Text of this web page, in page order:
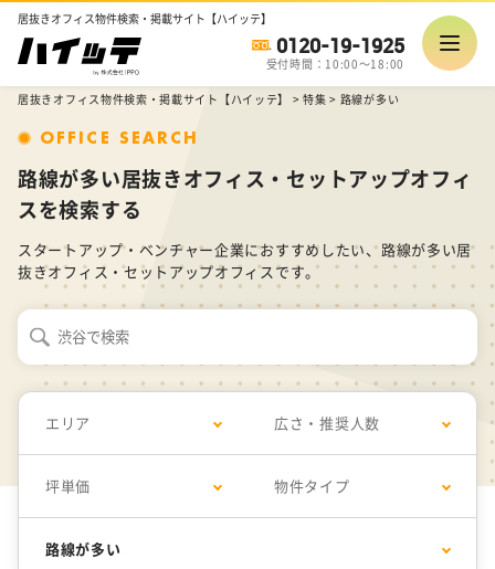
居抜きオフィス物件検索・掲載サイト【ハイッテ】
0120-19-1925
受付時間：10:00～18:00
居抜きオフィス物件検索・掲載サイト【ハイッテ】 >特集 > 路線が多い
OFFICE SEARCH
路線が多い居抜きオフィス・セットアップオフィ
スを検索する
スタートアップ・ベンチャー企業におすすめしたい、路線が多い居
抜きオフィス・セットアップオフィスです。
エリア 広さ・推奨人数
坪単価 物件タイプ
路線が多い
千代田区
中央区
渋谷区
30坪以下
31坪〜50坪
51坪〜100坪